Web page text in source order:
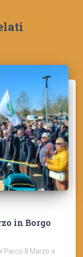
in Borgo
Parco 8 Marzo a